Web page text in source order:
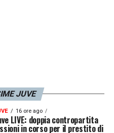
JUVE
16 ore ago
LIVE: doppia contropartita
in corso per il prestito di